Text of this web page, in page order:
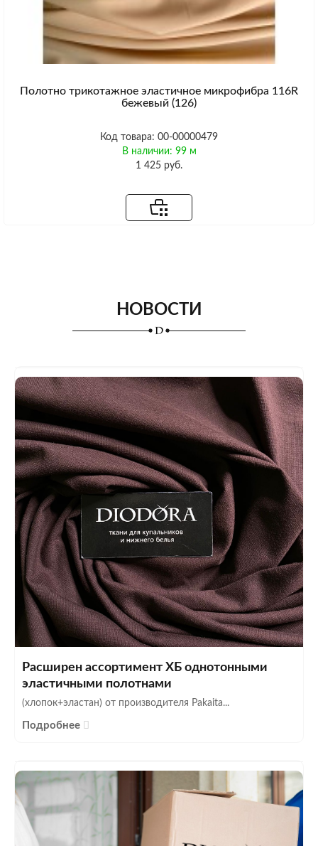
Полотно трикотажное эластичное микрофибра 116R
бежевый (126)
Код товара: 00-00000479
В наличии: 99 м
1 425 руб.
НОВОСТИ
Расширен ассортимент ХБ однотонными
эластичными полотнами
(хлопок+эластан) от производителя Pakaita...
Подробнее